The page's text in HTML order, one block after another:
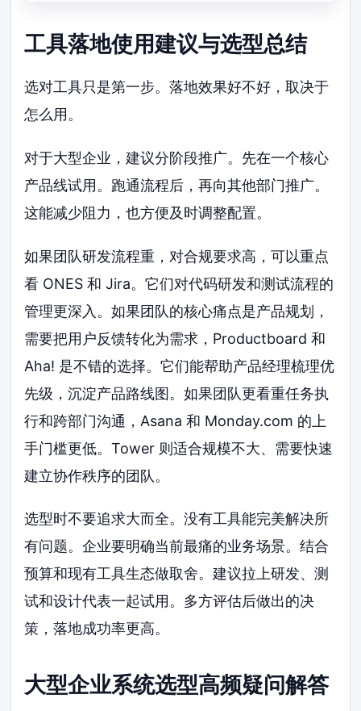
工具落地使用建议与选型总结
选对工具只是第一步。落地效果好不好，取决于
怎么用。
对于大型企业，建议分阶段推广。先在一个核心
产品线试用。跑通流程后，再向其他部门推广。
这能减少阻力，也方便及时调整配置。
如果团队研发流程重，对合规要求高，可以重点
看 ONES 和 Jira。它们对代码研发和测试流程的
管理更深入。如果团队的核心痛点是产品规划，
需要把用户反馈转化为需求，Productboard 和
Aha! 是不错的选择。它们能帮助产品经理梳理优
先级，沉淀产品路线图。如果团队更看重任务执
行和跨部门沟通，Asana 和 Monday.com 的上
手门槛更低。Tower 则适合规模不大、需要快速
建立协作秩序的团队。
选型时不要追求大而全。没有工具能完美解决所
有问题。企业要明确当前最痛的业务场景。结合
预算和现有工具生态做取舍。建议拉上研发、测
试和设计代表一起试用。多方评估后做出的决
策，落地成功率更高。
大型企业系统选型高频疑问解答